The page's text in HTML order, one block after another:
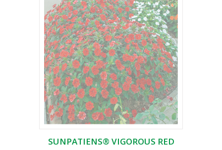
SUNPATIENS® VIGOROUS RED